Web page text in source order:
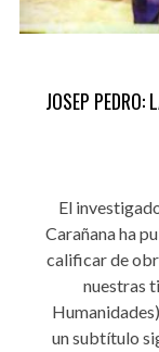
JOSEP PEDRO:
El
Carañana ha
calificar de
nuestras
un subtítulo